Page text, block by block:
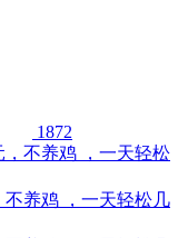
1872
养鸡 ，一天轻松几